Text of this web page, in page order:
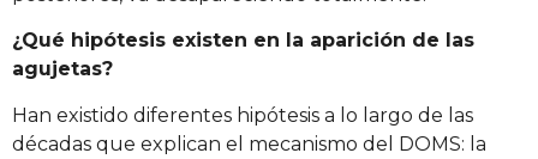
¿Qué hipótesis existen en la aparición de las
agujetas?
Han existido diferentes hipótesis a lo largo de las
décadas que explican el mecanismo del DOMS: la